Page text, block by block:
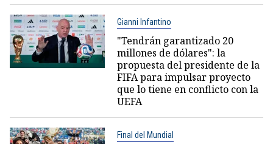
Gianni Infantino
"Tendrán garantizado 20
millones de dólares": la
propuesta del presidente de la
FIFA para impulsar proyecto
que lo tiene en conflicto con la
UEFA
Final del Mundial